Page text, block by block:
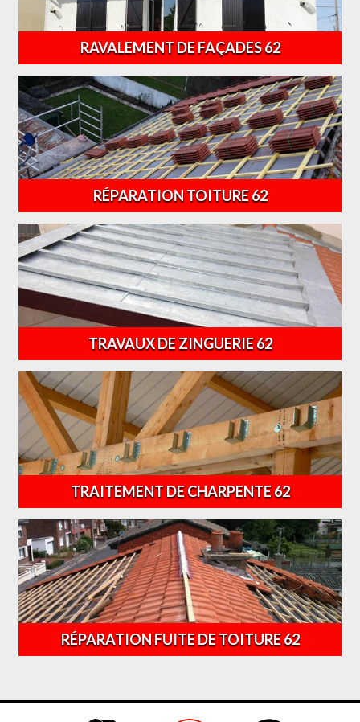
RAVALEMENT DE FAÇADES 62
RÉPARATION TOITURE 62
TRAVAUX DE ZINGUERIE 62
TRAITEMENT DE CHARPENTE 62
RÉPARATION FUITE DE TOITURE 62